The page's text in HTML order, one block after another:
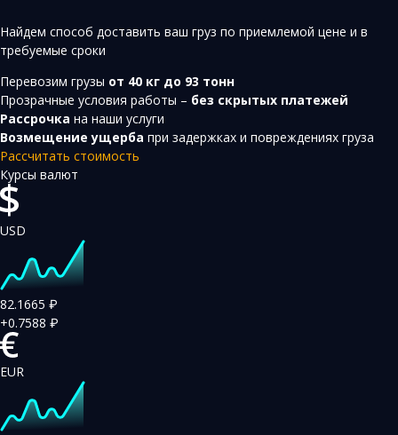
Найдем способ доставить ваш груз по приемлемой цене и в
требуемые сроки
Перевозим грузы от 40 кг до 93 тонн
Прозрачные условия работы – без скрытых платежей
Рассрочка на наши услуги
Возмещение ущерба при задержках и повреждениях груза
Рассчитать стоимость
Курсы валют
USD
82.1665 ₽
+0.7588 ₽
EUR